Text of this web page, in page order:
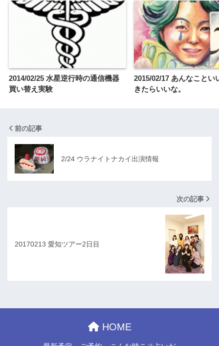
2014/02/25 水星逆行時の通信機器
買い替え実験
2015/02/17 あんなことい
きたらいいな。
前の記事
2/24 ウラナイトナカイ出演情報
次の記事
20170213 愛知ツアー2日目
HOME